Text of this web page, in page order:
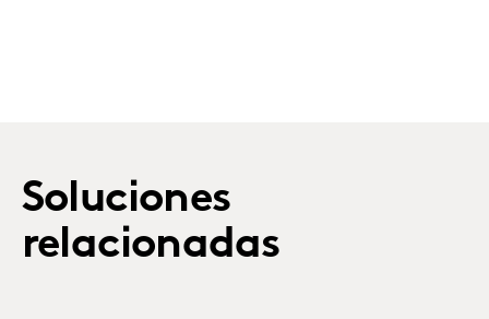
Soluciones
relacionadas